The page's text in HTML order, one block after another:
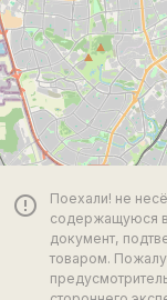
error_outline
Поехали! не
содержащуюся в
документ,
товаром.